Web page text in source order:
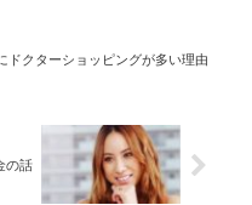
ドクターショッピングが多い理由
の話